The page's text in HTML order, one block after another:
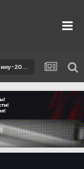
Кубок России по карабину-2017, 2 этап